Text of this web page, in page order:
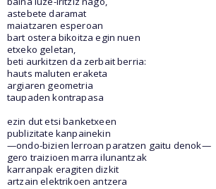
astebete daramat
maiatzaren esperoan
bart ostera bikoitza egin nuen
etxeko geletan,
beti aurkitzen da zerbait berria:
hauts maluten eraketa
argiaren geometria
taupaden kontrapasa
ezin dut etsi banketxeen
publizitate kanpainekin
—ondo-bizien lerroan paratzen gaitu denok—
gero traizioen marra ilunantzak
karranpak eragiten dizkit
artzain elektrikoen antzera